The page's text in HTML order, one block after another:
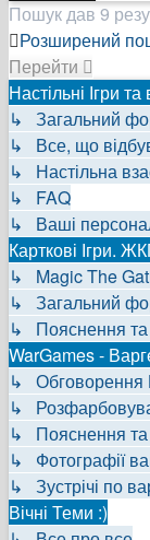
Пошук дав 9
Розширений
Перейти
Настільні Ігри
↳ Загальний
↳ Все, що
↳ Настільна
↳ FAQ
↳ Ваші
Карткові Ігри.
↳ Magic The
↳ Загальний
↳ Пояснення та
WarGames -
↳ Обговорення
↳
↳ Пояснення та
↳ Фотографії
↳ Зустрічі по
Вічні Теми :)